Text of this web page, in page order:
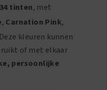
tinten, met
, Carnation Pink,
kleuren kunnen
of met elkaar
persoonlijke